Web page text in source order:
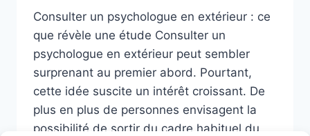
UN
PSYCHOLOGUE
?
Consulter un psychologue en extérieur : ce
que révèle une étude Consulter un
psychologue en extérieur peut sembler
surprenant au premier abord. Pourtant,
cette idée suscite un intérêt croissant. De
plus en plus de personnes envisagent la
possibilité de sortir du cadre habituel du